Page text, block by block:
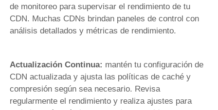
de monitoreo para supervisar el rendimiento de tu
CDN. Muchas CDNs brindan paneles de control con
análisis detallados y métricas de rendimiento.
Actualización Continua: mantén tu configuración de
CDN actualizada y ajusta las políticas de caché y
compresión según sea necesario. Revisa
regularmente el rendimiento y realiza ajustes para